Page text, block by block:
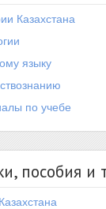
Казахстана
языку
по учебе
пособия и